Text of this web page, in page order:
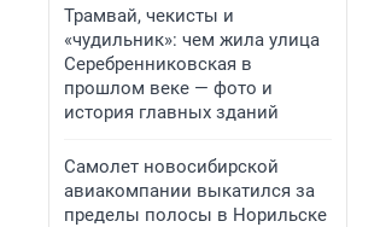
Трамвай, чекисты и
«чудильник»: чем жила улица
Серебренниковская в
прошлом веке — фото и
история главных зданий
Самолет новосибирской
авиакомпании выкатился за
пределы полосы в Норильске